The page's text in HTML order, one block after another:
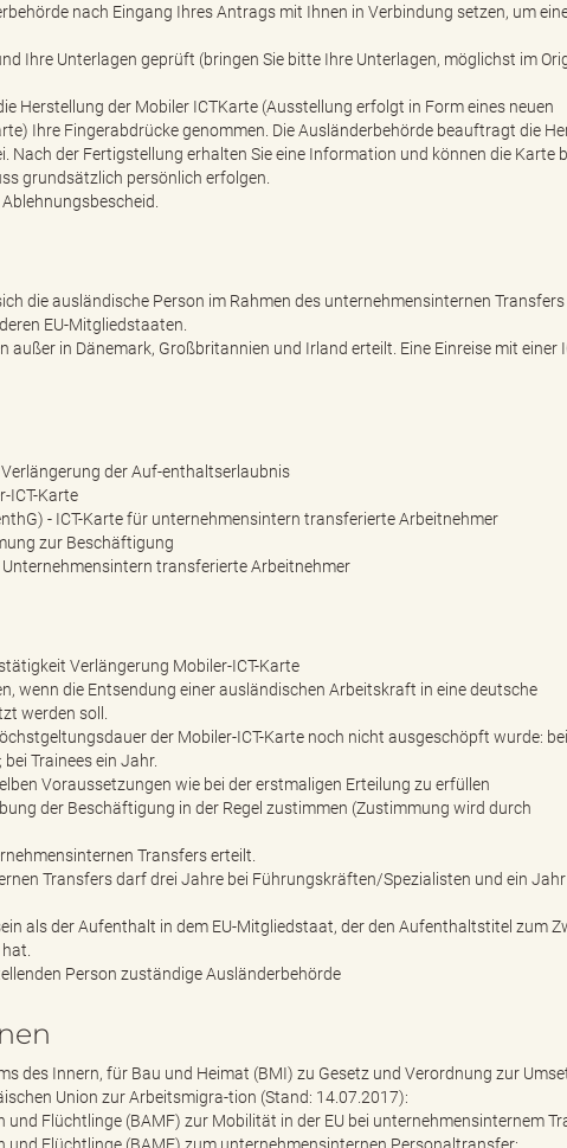
nach Eingang Ihres Antrags mit Ihnen in Verbindung setzen, um
Ihre Unterlagen geprüft (bringen Sie bitte Ihre Unterlagen, möglichst im
Herstellung der Mobiler ICTKarte (Ausstellung erfolgt in Form eines neuen
Ihre Fingerabdrücke genommen. Die Ausländerbehörde beauftragt die
Nach der Fertigstellung erhalten Sie eine Information und können die Karte
grundsätzlich persönlich erfolgen.
die ausländische Person im Rahmen des unternehmensinternen
EU-Mitgliedstaaten.
außer in Dänemark, Großbritannien und Irland erteilt. Eine Einreise mit einer
der Auf-enthaltserlaubnis
ICT-Karte
- ICT-Karte für unternehmensintern transferierte Arbeitnehmer
zur Beschäftigung
transferierte Arbeitnehmer
Verlängerung Mobiler-ICT-Karte
wenn die Entsendung einer ausländischen Arbeitskraft in eine deutsche
werden soll.
der Mobiler-ICT-Karte noch nicht ausgeschöpft wurde: bei
Trainees ein Jahr.
Voraussetzungen wie bei der erstmaligen Erteilung zu erfüllen
der Beschäftigung in der Regel zustimmen (Zustimmung wird durch
Transfers erteilt.
Transfers darf drei Jahre bei Führungskräften/Spezialisten und ein Jahr
als der Aufenthalt in dem EU-Mitgliedstaat, der den Aufenthaltstitel zum
Person zuständige Ausländerbehörde
des Innern, für Bau und Heimat (BMI) zu Gesetz und Verordnung zur
Union zur Arbeitsmigra-tion (Stand: 14.07.2017):
Flüchtlinge (BAMF) zur Mobilität in der EU bei unternehmensinternem